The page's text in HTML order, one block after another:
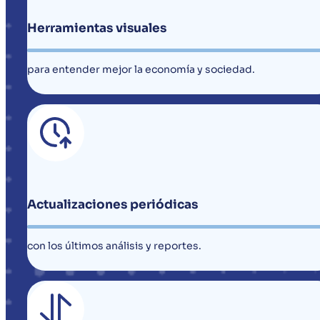
Herramientas visuales
para entender mejor la economía y sociedad.
Actualizaciones periódicas
con los últimos análisis y reportes.